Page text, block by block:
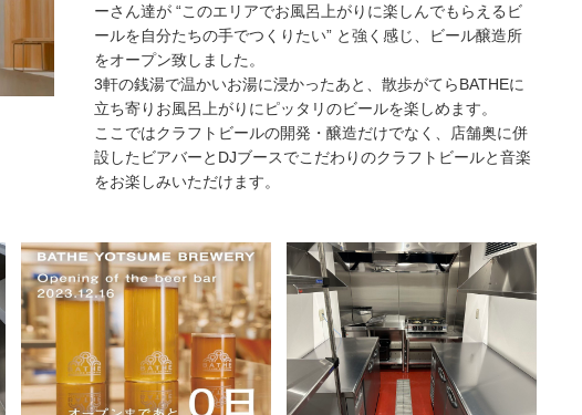
ーさん達が “このエリアでお風呂上がりに楽しんでもらえるビ
ールを自分たちの手でつくりたい” と強く感じ、ビール醸造所
をオープン致しました。
3軒の銭湯で温かいお湯に浸かったあと、散歩がてらBATHEに
立ち寄りお風呂上がりにピッタリのビールを楽しめます。
ここではクラフトビールの開発・醸造だけでなく、店舗奥に併
設したビアバーとDJブースでこだわりのクラフトビールと音楽
をお楽しみいただけます。